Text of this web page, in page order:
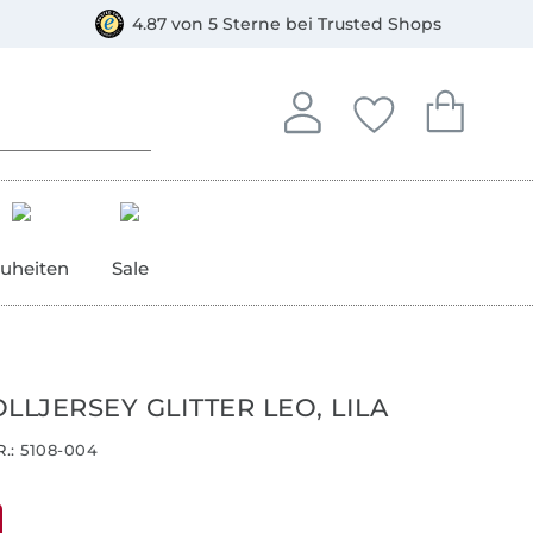
4.87 von 5 Sterne bei Trusted Shops
Anmelden
In deinem Konto
Deine
Du hast keine
Dein
Du hast
Sale
GLITTER LEO, LILA
5108-004